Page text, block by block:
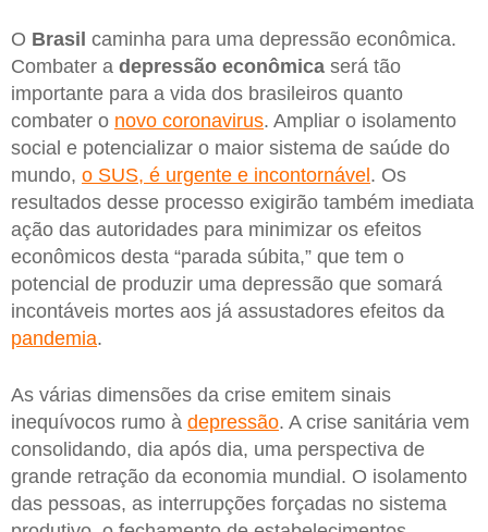
O Brasil caminha para uma depressão econômica.
Combater a depressão econômica será tão
importante para a vida dos brasileiros quanto
combater o novo coronavirus. Ampliar o isolamento
social e potencializar o maior sistema de saúde do
mundo, o SUS, é urgente e incontornável. Os
resultados desse processo exigirão também imediata
ação das autoridades para minimizar os efeitos
econômicos desta “parada súbita,” que tem o
potencial de produzir uma depressão que somará
incontáveis mortes aos já assustadores efeitos da
pandemia.
As várias dimensões da crise emitem sinais
inequívocos rumo à depressão. A crise sanitária vem
consolidando, dia após dia, uma perspectiva de
grande retração da economia mundial. O isolamento
das pessoas, as interrupções forçadas no sistema